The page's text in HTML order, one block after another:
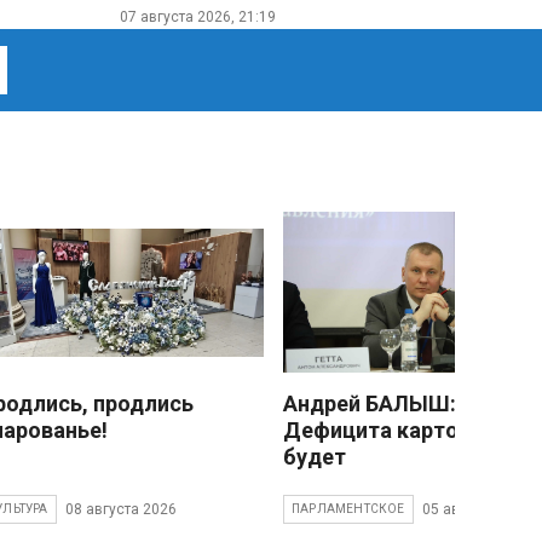
07 августа 2026, 21:19
продлись
08 августа 2026
Андрей БАЛЫШ:
Дефицита картофеля не
будет
ПАРЛАМЕНТСКОЕ 05 августа 2026